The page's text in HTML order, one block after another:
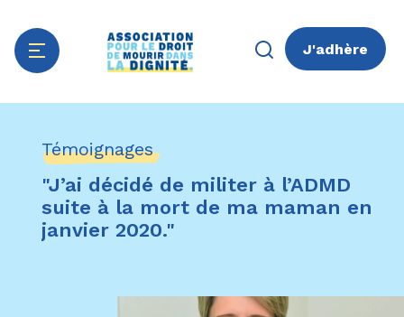
contenu
principal
J'adhère
Témoignages
"J’ai décidé de militer à l’ADMD
suite à la mort de ma maman en
janvier 2020."